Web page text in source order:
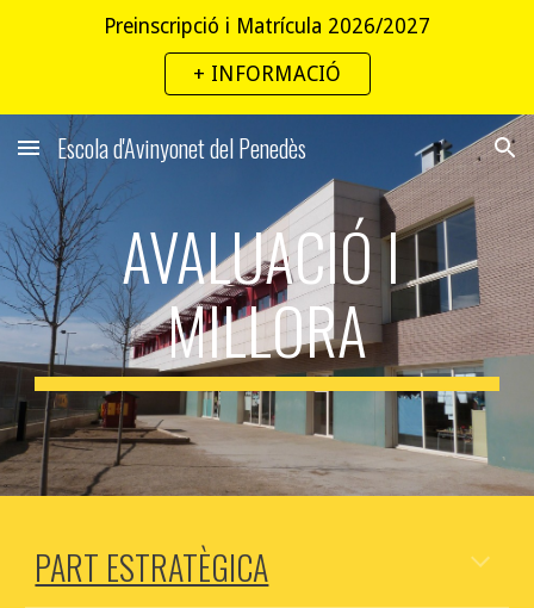
Skip to main content
Preinscripció i Matrícula 2026/2027
+ INFORMACIÓ
Escola d'Avinyonet del Penedès
AVALUACIÓ I
MILLORA
PART ESTRATÈGICA